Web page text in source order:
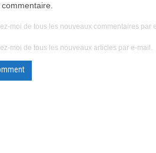
moi de tous les nouveaux commentaires par
moi de tous les nouveaux articles par e-mail.